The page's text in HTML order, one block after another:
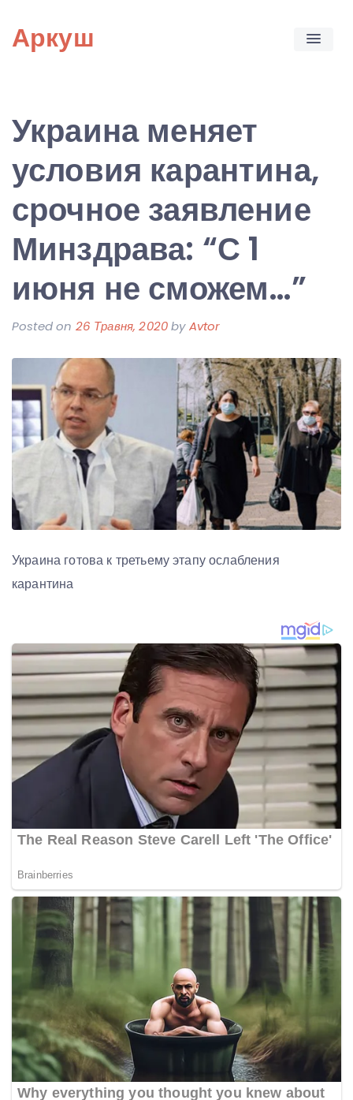
content
Аркуш
Украина меняет
условия карантина,
срочное заявление
Минздрава: “С 1
июня не сможем…”
Posted on 26 Травня, 2020byAvtor
Украина готова к третьему этапу ослабления
карантина